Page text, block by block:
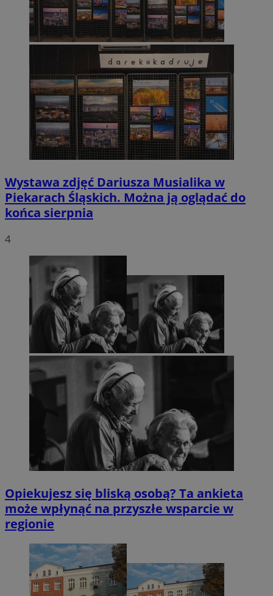
Wystawa zdjęć Dariusza Musialika w
Piekarach Śląskich. Można ją oglądać do
końca sierpnia
4
Opiekujesz się bliską osobą? Ta ankieta
może wpłynąć na przyszłe wsparcie w
regionie